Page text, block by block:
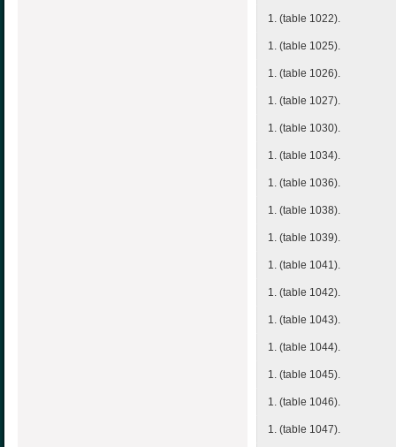
1. (table 1022).
1. (table 1025).
1. (table 1026).
1. (table 1027).
1. (table 1030).
1. (table 1034).
1. (table 1036).
1. (table 1038).
1. (table 1039).
1. (table 1041).
1. (table 1042).
1. (table 1043).
1. (table 1044).
1. (table 1045).
1. (table 1046).
1. (table 1047).